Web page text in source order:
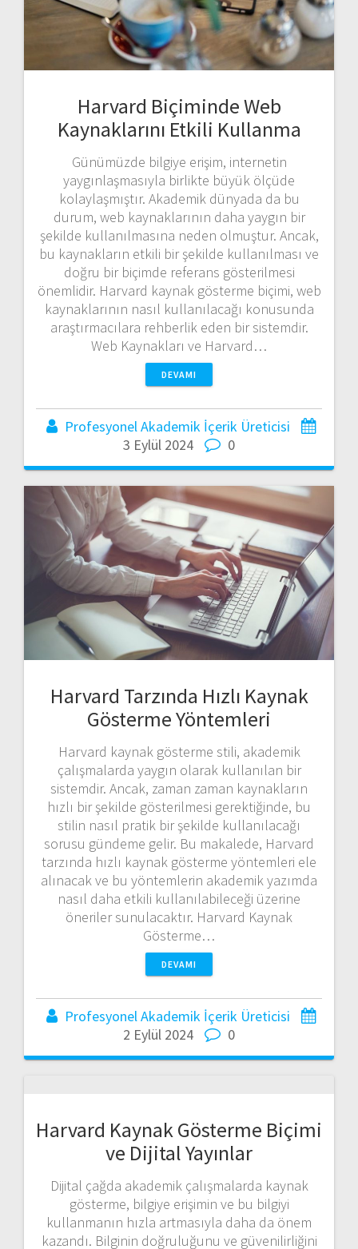
Harvard Biçiminde Web
Kaynaklarını Etkili Kullanma
Günümüzde bilgiye erişim, internetin
yaygınlaşmasıyla birlikte büyük ölçüde
kolaylaşmıştır. Akademik dünyada da bu
durum, web kaynaklarının daha yaygın bir
şekilde kullanılmasına neden olmuştur. Ancak,
bu kaynakların etkili bir şekilde kullanılması ve
doğru bir biçimde referans gösterilmesi
önemlidir. Harvard kaynak gösterme biçimi, web
kaynaklarının nasıl kullanılacağı konusunda
araştırmacılara rehberlik eden bir sistemdir.
Web Kaynakları ve Harvard…
DEVAMI
Profesyonel Akademik İçerik Üreticisi
3 Eylül 2024
0
Harvard Tarzında Hızlı Kaynak
Gösterme Yöntemleri
Harvard kaynak gösterme stili, akademik
çalışmalarda yaygın olarak kullanılan bir
sistemdir. Ancak, zaman zaman kaynakların
hızlı bir şekilde gösterilmesi gerektiğinde, bu
stilin nasıl pratik bir şekilde kullanılacağı
sorusu gündeme gelir. Bu makalede, Harvard
tarzında hızlı kaynak gösterme yöntemleri ele
alınacak ve bu yöntemlerin akademik yazımda
nasıl daha etkili kullanılabileceği üzerine
öneriler sunulacaktır. Harvard Kaynak
Gösterme…
DEVAMI
Profesyonel Akademik İçerik Üreticisi
2 Eylül 2024
0
Harvard Kaynak Gösterme Biçimi
ve Dijital Yayınlar
Dijital çağda akademik çalışmalarda kaynak
gösterme, bilgiye erişimin ve bu bilgiyi
kullanmanın hızla artmasıyla daha da önem
kazandı. Bilginin doğruluğunu ve güvenilirliğini